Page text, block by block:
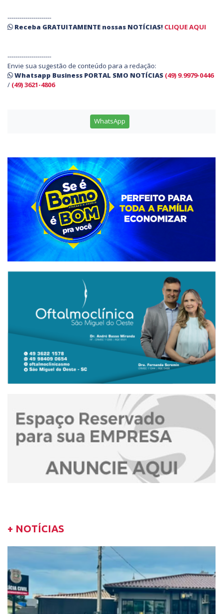
----------------------
Receba GRATUITAMENTE nossas NOTÍCIAS! CLIQUE AQUI
----------------------
Envie sua sugestão de conteúdo para a redação:
Whatsapp Business PORTAL SMO NOTÍCIAS (49) 9.9979-0446
/ (49) 3621-4806
WhatsApp
+ NOTÍCIAS